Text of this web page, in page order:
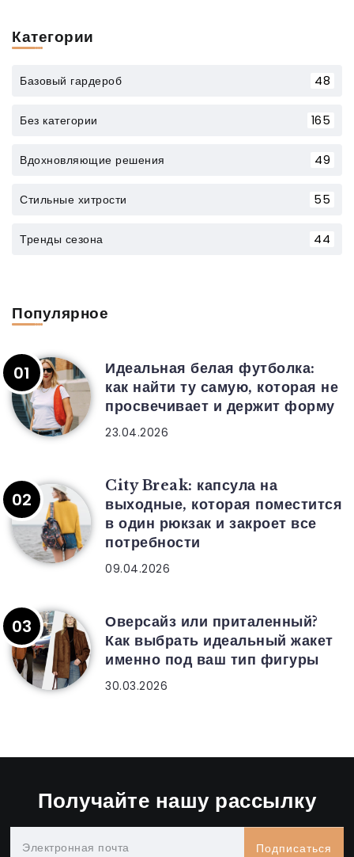
Категории
Базовый гардероб 48
Без категории 165
Вдохновляющие решения 49
Стильные хитрости 55
Тренды сезона 44
Популярное
Идеальная белая футболка:
как найти ту самую, которая не
просвечивает и держит форму
23.04.2026
City Break: капсула на
выходные, которая поместится
в один рюкзак и закроет все
потребности
09.04.2026
Оверсайз или приталенный?
Как выбрать идеальный жакет
именно под ваш тип фигуры
30.03.2026
Получайте нашу рассылку
Подписаться